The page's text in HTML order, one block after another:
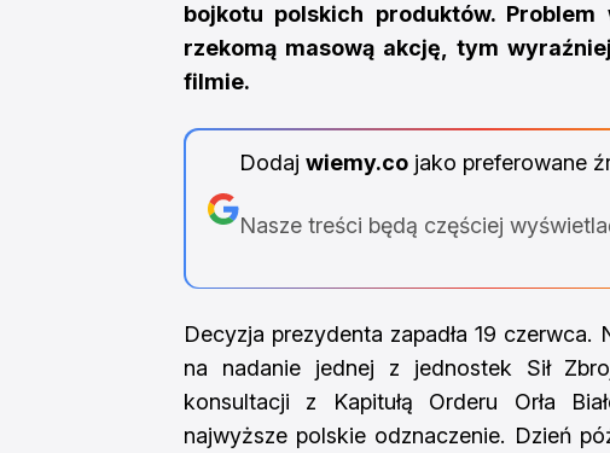
bojkotu polskich produktów.
rzekomą masową akcję, tym
filmie.
Dodaj wiemy.cojako preferowane
Nasze treści będą częściej
Decyzja prezydenta zapadła 19 czerwca.
na nadanie jednej z jednostek Sił
konsultacji z Kapitułą Orderu Orła
najwyższe polskie odznaczenie. Dzień